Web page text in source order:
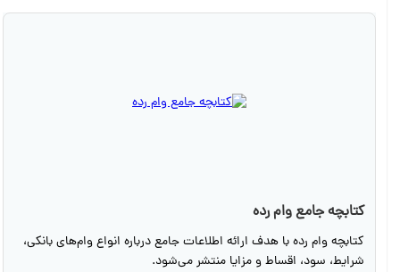
کتابچه جامع وام رده
کتابچه وام رده با هدف ارائه اطلاعات جامع درباره انواع وام‌های بانکی،
شرایط، سود، اقساط و مزایا منتشر می‌شود.